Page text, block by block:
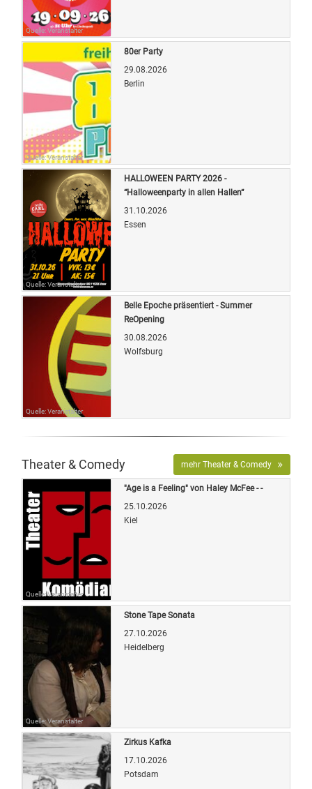
Quelle: Veranstalter
Quelle: Veranstalter
80er Party
29.08.2026
Berlin
Quelle: Veranstalter
HALLOWEEN PARTY 2026 -
“Halloweenparty in allen Hallen“
31.10.2026
Essen
Quelle: Veranstalter
Belle Epoche präsentiert - Summer
ReOpening
30.08.2026
Wolfsburg
Theater & Comedy mehr Theater & Comedy
Quelle: Veranstalter
"Age is a Feeling" von Haley McFee - -
25.10.2026
Kiel
Quelle: Veranstalter
Stone Tape Sonata
27.10.2026
Heidelberg
Zirkus Kafka
17.10.2026
Potsdam